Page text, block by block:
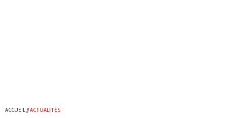
ACCUEIL//ACTUALITÉS